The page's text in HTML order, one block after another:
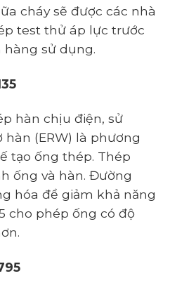
cháy sẽ được các nhà
test thử áp lực trước
hàng sử dụng.
hàn chịu điện, sử
(ERW) là phương
tạo ống thép. Thép
ống và hàn. Đường
hóa để giảm khả năng
cho phép ống có độ